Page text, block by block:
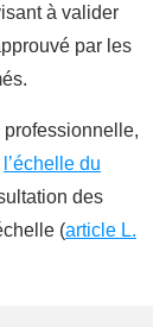
à valider
par les
professionnelle,
l’échelle du
des
(article L.